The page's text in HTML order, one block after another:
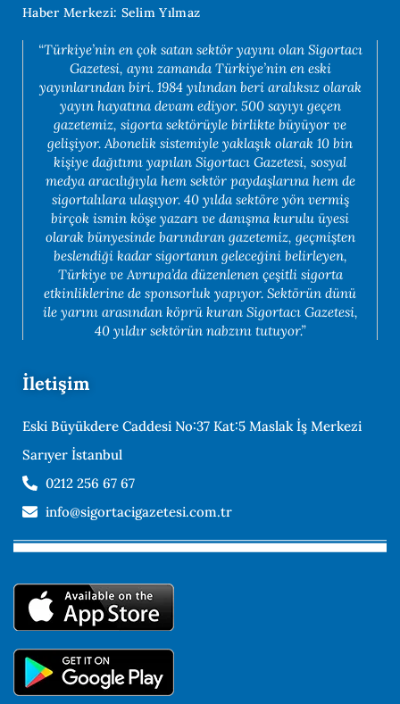
Haber Merkezi: Selim Yılmaz
“Türkiye’nin en çok satan sektör yayını olan Sigortacı
Gazetesi, aynı zamanda Türkiye’nin en eski
yayınlarından biri. 1984 yılından beri aralıksız olarak
yayın hayatına devam ediyor. 500 sayıyı geçen
gazetemiz, sigorta sektörüyle birlikte büyüyor ve
gelişiyor. Abonelik sistemiyle yaklaşık olarak 10 bin
kişiye dağıtımı yapılan Sigortacı Gazetesi, sosyal
medya aracılığıyla hem sektör paydaşlarına hem de
sigortalılara ulaşıyor. 40 yılda sektöre yön vermiş
birçok ismin köşe yazarı ve danışma kurulu üyesi
olarak bünyesinde barındıran gazetemiz, geçmişten
beslendiği kadar sigortanın geleceğini belirleyen,
Türkiye ve Avrupa’da düzenlenen çeşitli sigorta
etkinliklerine de sponsorluk yapıyor. Sektörün dünü
ile yarını arasından köprü kuran Sigortacı Gazetesi,
40 yıldır sektörün nabzını tutuyor.”
İletişim
Eski Büyükdere Caddesi No:37 Kat:5 Maslak İş Merkezi
Sarıyer İstanbul
0212 256 67 67
info@sigortacigazetesi.com.tr